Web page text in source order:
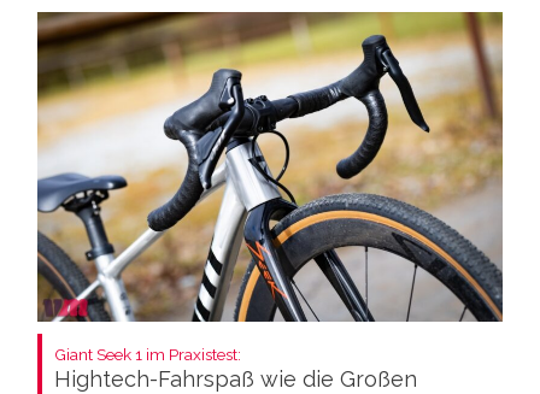
Giant Seek 1 im Praxistest:
Hightech-Fahrspaß wie die Großen